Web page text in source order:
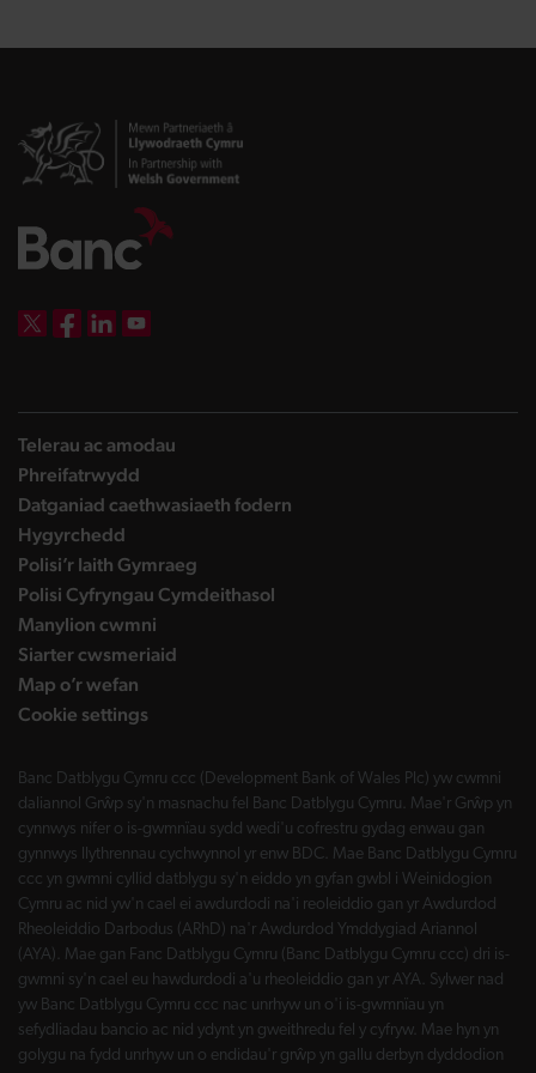
Telerau ac amodau
Phreifatrwydd
Datganiad caethwasiaeth fodern
Hygyrchedd
Polisi’r Iaith Gymraeg
Polisi Cyfryngau Cymdeithasol
Manylion cwmni
Siarter cwsmeriaid
Map o’r wefan
Cookie settings
Banc Datblygu Cymru ccc (Development Bank of Wales Plc) yw cwmni
daliannol Grŵp sy'n masnachu fel Banc Datblygu Cymru. Mae'r Grŵp yn
cynnwys nifer o is-gwmnïau sydd wedi'u cofrestru gydag enwau gan
gynnwys llythrennau cychwynnol yr enw BDC. Mae Banc Datblygu Cymru
ccc yn gwmni cyllid datblygu sy'n eiddo yn gyfan gwbl i Weinidogion
Cymru ac nid yw'n cael ei awdurdodi na'i reoleiddio gan yr Awdurdod
Rheoleiddio Darbodus (ARhD) na'r Awdurdod Ymddygiad Ariannol
(AYA). Mae gan Fanc Datblygu Cymru (Banc Datblygu Cymru ccc) dri is-
gwmni sy'n cael eu hawdurdodi a'u rheoleiddio gan yr AYA. Sylwer nad
yw Banc Datblygu Cymru ccc nac unrhyw un o'i is-gwmnïau yn
sefydliadau bancio ac nid ydynt yn gweithredu fel y cyfryw. Mae hyn yn
golygu na fydd unrhyw un o endidau'r grŵp yn gallu derbyn dyddodion